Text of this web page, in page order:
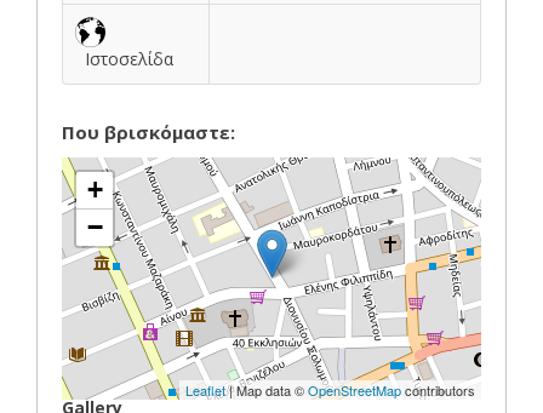
Ιστοσελίδα
Που βρισκόμαστε:
+
−
Leaflet| Map data ©OpenStreetMapcontributors
Gallery